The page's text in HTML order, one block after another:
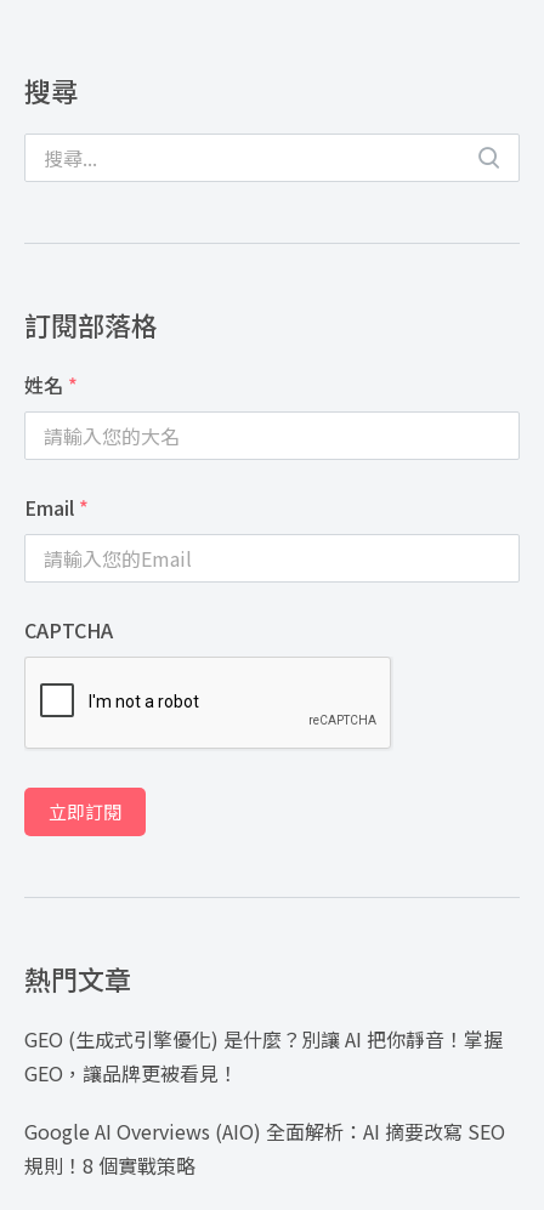
搜尋
訂閱部落格
姓名 *
Email *
CAPTCHA
立即訂閱
熱門文章
GEO (生成式引擎優化) 是什麼？別讓 AI 把你靜音！掌握
GEO，讓品牌更被看見！
Google AI Overviews (AIO) 全面解析：AI 摘要改寫 SEO
規則！8 個實戰策略